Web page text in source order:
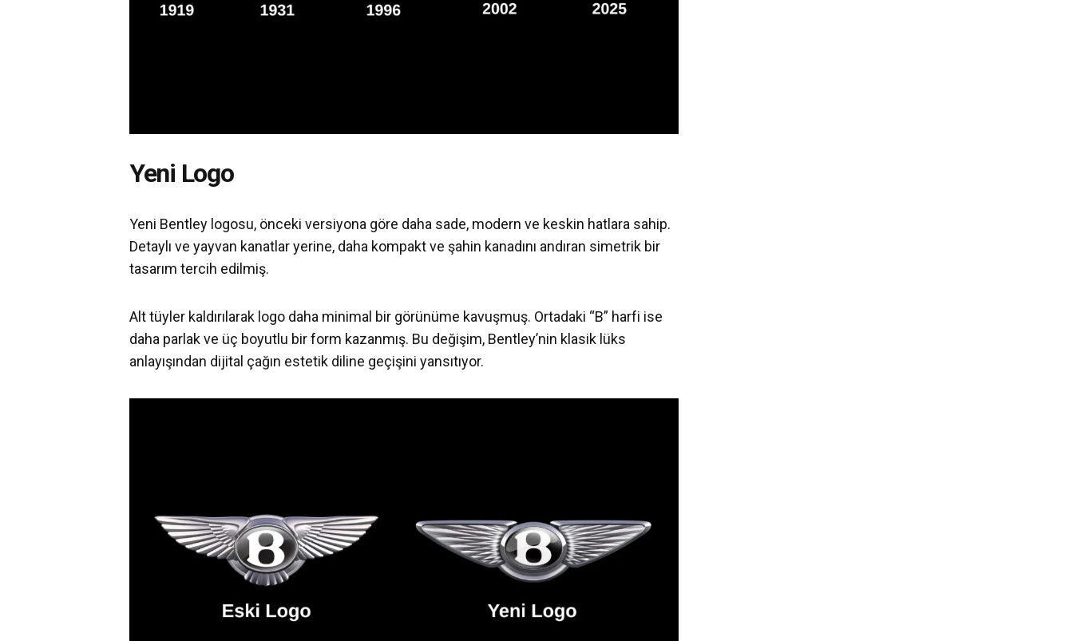
Yeni Logo
Yeni Bentley logosu, önceki versiyona göre daha sade, modern ve keskin hatlara sahip.
Detaylı ve yayvan kanatlar yerine, daha kompakt ve şahin kanadını andıran simetrik bir
tasarım tercih edilmiş.
Alt tüyler kaldırılarak logo daha minimal bir görünüme kavuşmuş. Ortadaki “B” harfi ise
daha parlak ve üç boyutlu bir form kazanmış. Bu değişim, Bentley’nin klasik lüks
anlayışından dijital çağın estetik diline geçişini yansıtıyor.